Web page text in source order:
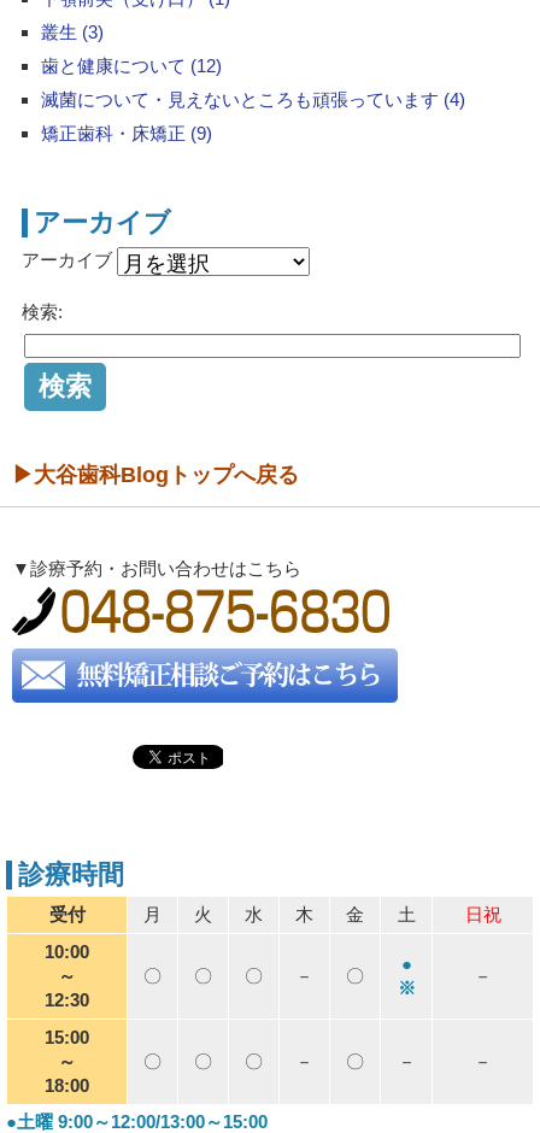
叢生 (3)
歯と健康について (12)
滅菌について・見えないところも頑張っています (4)
矯正歯科・床矯正 (9)
アーカイブ
アーカイブ
検索:
▶大谷歯科Blogトップへ戻る
▼診療予約・お問い合わせはこちら
診療時間
受付 月 火 水 木 金 土
日祝
10:00
～
12:30
〇 〇 〇 － 〇
●
※
－
15:00
～
18:00
〇 〇 〇 － 〇 － －
●土曜 9:00～12:00/13:00～15:00